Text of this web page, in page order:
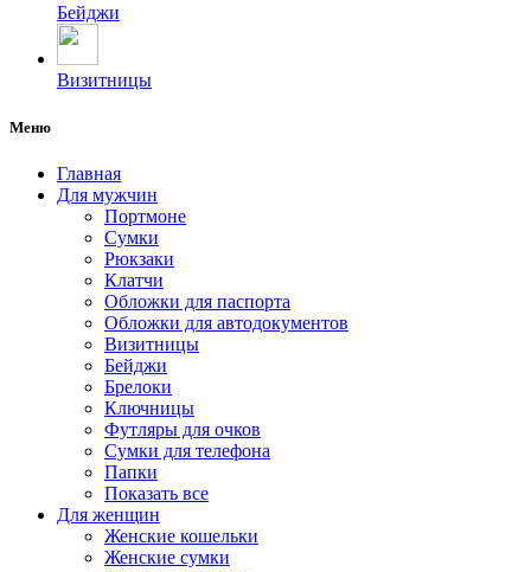
Бейджи
Визитницы
Меню
Главная
Для мужчин
Портмоне
Сумки
Рюкзаки
Клатчи
Обложки для паспорта
Обложки для автодокументов
Визитницы
Бейджи
Брелоки
Ключницы
Футляры для очков
Сумки для телефона
Папки
Показать все
Для женщин
Женские кошельки
Женские сумки